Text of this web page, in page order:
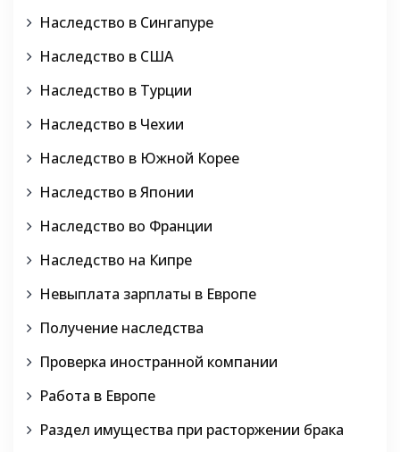
Наследство в Сингапуре
Наследство в США
Наследство в Турции
Наследство в Чехии
Наследство в Южной Корее
Наследство в Японии
Наследство во Франции
Наследство на Кипре
Невыплата зарплаты в Европе
Получение наследства
Проверка иностранной компании
Работа в Европе
Раздел имущества при расторжении брака